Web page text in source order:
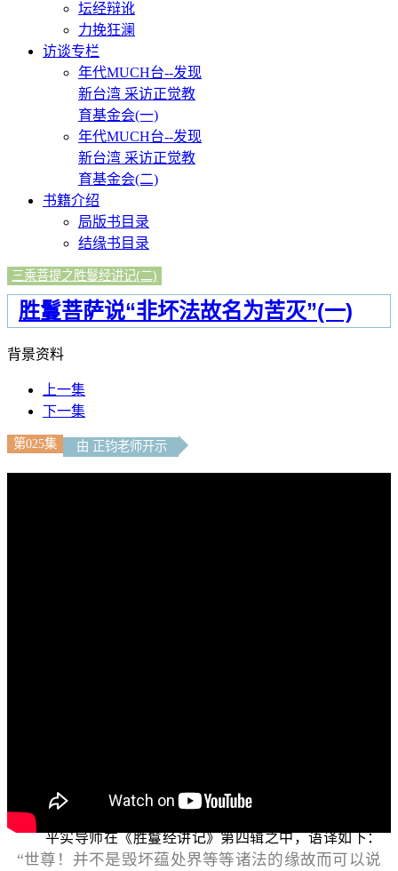
坛经辩讹
力挽狂澜
访谈专栏
年代MUCH台--发现
新台湾 采访正觉教
育基金会(一)
年代MUCH台--发现
新台湾 采访正觉教
育基金会(二)
书籍介绍
局版书目录
结缘书目录
三乘菩提之胜鬘经讲记(二)
胜鬘菩萨说“非坏法故名为苦灭”(一)
背景资料
上一集
下一集
第025集 由 正钧老师开示
离一切烦恼藏。
平实导师在《胜鬘经讲记》第四辑之中，语译如下：
“世尊！并不是毁坏蕴处界等等诸法的缘故而可以说